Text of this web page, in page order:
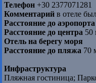
Телефон +30 2377071281
Комментарий в отеле
Расстояние до аэропорта
Расстояние до центра 50
Отель на берегу моря
Расстояние до пляжа 70
Инфраструктура
Пляжная гостиница;